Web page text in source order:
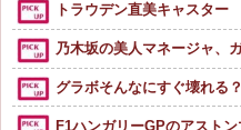
トラウデン直美キャスター
乃木坂の美人マネージャ、
グラボそんなにすぐ壊れる？
F1ハンガリーGPのアスト